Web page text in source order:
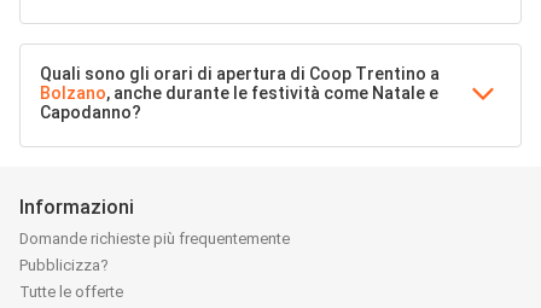
Quali sono gli orari di apertura di Coop Trentino a
Bolzano, anche durante le festività come Natale e
Capodanno?
Informazioni
Domande richieste più frequentemente
Pubblicizza?
Tutte le offerte